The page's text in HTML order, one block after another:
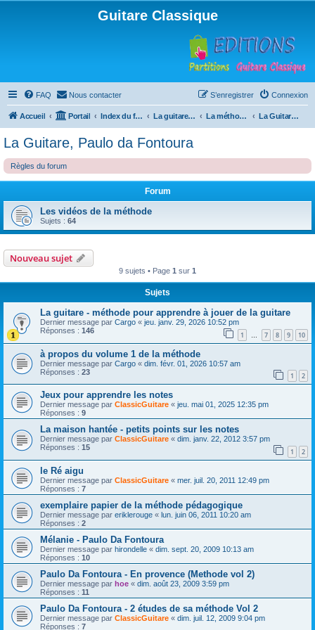
Guitare Classique
FAQ Nous contacter Connexion
S’enregistrer
Accueil Portail Index du forum La guitare : instrument, cours et théorie La méthode à Paulo La Guitare, Paulo da Fontoura
La Guitare, Paulo da Fontoura
Règles du forum
Forum
Les vidéos de la méthode
Sujets : 64
Nouveau sujet
9 sujets • Page 1 sur 1
Sujets
La guitare - méthode pour apprendre à jouer de la guitare
Dernier message par Cargo « jeu. janv. 29, 2026 10:52 pm
Réponses : 146 1 … 7 8 9 10
à propos du volume 1 de la méthode
Dernier message par Cargo « dim. févr. 01, 2026 10:57 am
Réponses : 23 1 2
Jeux pour apprendre les notes
Dernier message par ClassicGuitare « jeu. mai 01, 2025 12:35 pm
Réponses : 9
La maison hantée - petits points sur les notes
Dernier message par ClassicGuitare « dim. janv. 22, 2012 3:57 pm
Réponses : 15 1 2
le Ré aigu
Dernier message par ClassicGuitare « mer. juil. 20, 2011 12:49 pm
Réponses : 7
exemplaire papier de la méthode pédagogique
Dernier message par eriklerouge « lun. juin 06, 2011 10:20 am
Réponses : 2
Mélanie - Paulo Da Fontoura
Dernier message par hirondelle « dim. sept. 20, 2009 10:13 am
Réponses : 10
Paulo Da Fontoura - En provence (Methode vol 2)
Dernier message par hoe « dim. août 23, 2009 3:59 pm
Réponses : 11
Paulo Da Fontoura - 2 études de sa méthode Vol 2
Dernier message par ClassicGuitare « dim. juil. 12, 2009 9:04 pm
Réponses : 7